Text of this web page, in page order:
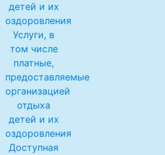
детей и их
оздоровления
Услуги, в
том числе
платные,
предоставляемые
организацией
отдыха
детей и их
оздоровления
Доступная